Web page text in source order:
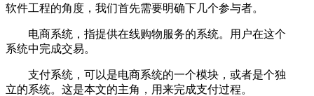
软件工程的角度，我们首先需要明确下几个参与者。
电商系统，指提供在线购物服务的系统。用户在这个
系统中完成交易。
支付系统，可以是电商系统的一个模块，或者是个独
立的系统。这是本文的主角，用来完成支付过程。